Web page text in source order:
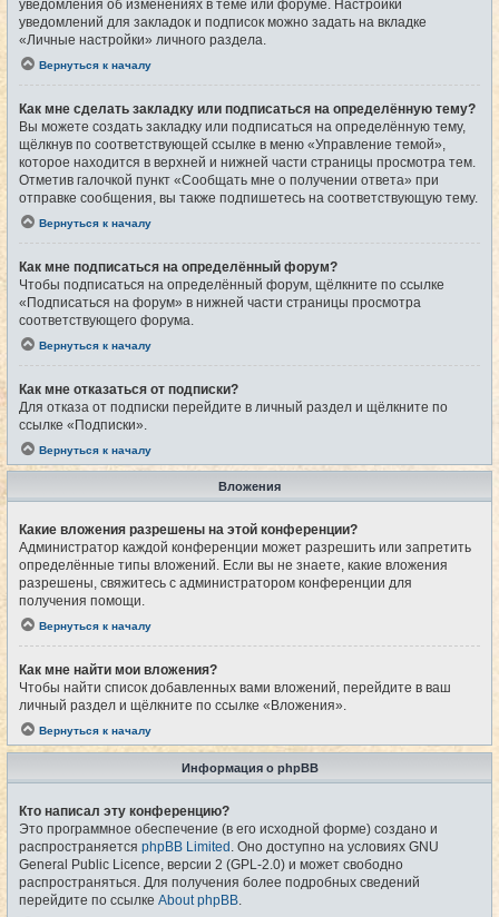
уведомления об изменениях в теме или форуме. Настройки
уведомлений для закладок и подписок можно задать на вкладке
«Личные настройки» личного раздела.
Вернуться к началу
Как мне сделать закладку или подписаться на определённую тему?
Вы можете создать закладку или подписаться на определённую тему,
щёлкнув по соответствующей ссылке в меню «Управление темой»,
которое находится в верхней и нижней части страницы просмотра тем.
Отметив галочкой пункт «Сообщать мне о получении ответа» при
отправке сообщения, вы также подпишетесь на соответствующую тему.
Вернуться к началу
Как мне подписаться на определённый форум?
Чтобы подписаться на определённый форум, щёлкните по ссылке
«Подписаться на форум» в нижней части страницы просмотра
соответствующего форума.
Вернуться к началу
Как мне отказаться от подписки?
Для отказа от подписки перейдите в личный раздел и щёлкните по
ссылке «Подписки».
Вернуться к началу
Вложения
Какие вложения разрешены на этой конференции?
Администратор каждой конференции может разрешить или запретить
определённые типы вложений. Если вы не знаете, какие вложения
разрешены, свяжитесь с администратором конференции для
получения помощи.
Вернуться к началу
Как мне найти мои вложения?
Чтобы найти список добавленных вами вложений, перейдите в ваш
личный раздел и щёлкните по ссылке «Вложения».
Вернуться к началу
Информация о phpBB
Кто написал эту конференцию?
Это программное обеспечение (в его исходной форме) создано и
распространяется phpBB Limited . Оно доступно на условиях GNU
General Public Licence, версии 2 (GPL-2.0) и может свободно
распространяться. Для получения более подробных сведений
перейдите по ссылке About phpBB